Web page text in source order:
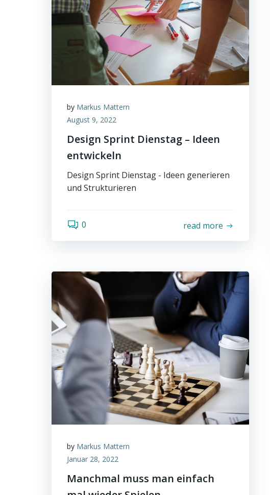
by Markus Mattern
August 9, 2022
Design Sprint Dienstag – Ideen
entwickeln
Design Sprint Dienstag - Ideen generieren
und Strukturieren
0 read more
by Markus Mattern
Januar 28, 2022
Manchmal muss man einfach